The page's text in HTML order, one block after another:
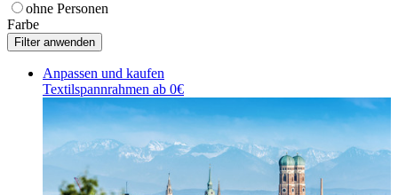
ohne Personen
Farbe
Anpassen und kaufen
Textilspannrahmen ab 0€